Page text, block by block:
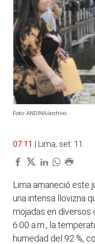
Foto: ANDINA/archivo.
07:11 | Lima, set. 11.
Lima amaneció este
una intensa llovizna
mojadas en diversos
6:00 a.m., la
humedad del 92 %,